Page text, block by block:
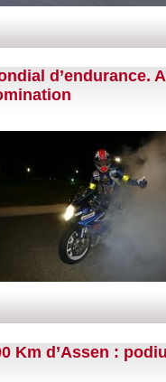
d’endurance.
Km d’Assen :